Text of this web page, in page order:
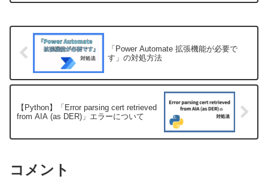
「Power Automate 拡張機能が必要で
す」の対処方法
【Python】「Error parsing cert retrieved
from AIA (as DER)」エラーについて
コメント